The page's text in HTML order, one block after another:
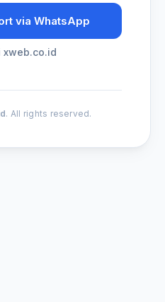
via WhatsApp
xweb.co.id
. All rights reserved.